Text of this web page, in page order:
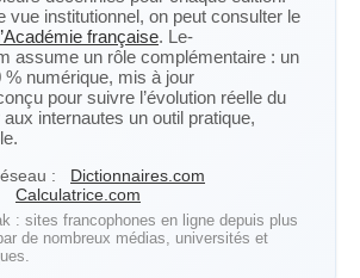
vue institutionnel, on peut consulter le
française. Le-
assume un rôle complémentaire : un
% numérique, mis à jour
pour suivre l’évolution réelle du
internautes un outil pratique,
:
Dictionnaires.com
Calculatrice.com
: sites francophones en ligne depuis plus
de nombreux médias, universités et